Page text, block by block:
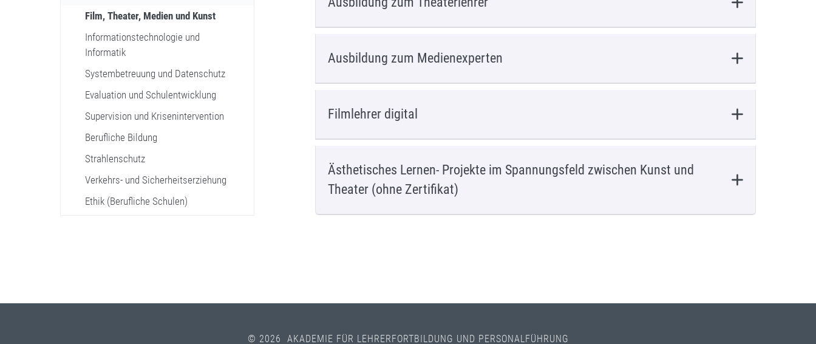
Film, Theater, Medien und Kunst
Informationstechnologie und
Informatik
Systembetreuung und Datenschutz
Evaluation und Schulentwicklung
Supervision und Krisenintervention
Berufliche Bildung
Strahlenschutz
Verkehrs- und Sicherheitserziehung
Ethik (Berufliche Schulen)
Ausbildung zum Medienexperten
Filmlehrer digital
Ästhetisches Lernen- Projekte im Spannungsfeld zwischen Kunst und
Theater (ohne Zertifikat)
© 2026 AKADEMIE FÜR LEHRERFORTBILDUNG UND PERSONALFÜHRUNG